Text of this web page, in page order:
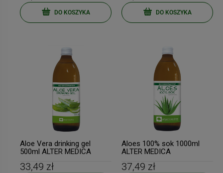
-
Duolife MOJA KREW 750ml
My Blood PROMOCJA
171,39 zł
Najniższa cena:169,89 zł
DuoLife Medical Formula
BorelissPro 60 kapsułek
Borelioza
129,77 zł
Najniższa cena:135,47 zł
DO KOSZYKA DO KOSZYKA
Aloe Vera drinking gel
500ml ALTER MEDICA
33,49 zł
Aloes 100% sok 1000ml
ALTER MEDICA
37,49 zł